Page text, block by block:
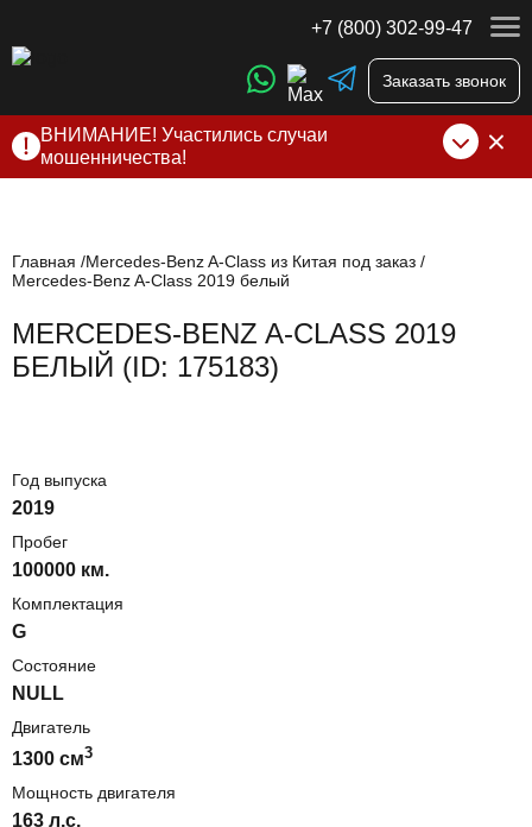
+7 (800) 302-99-47
Заказать звонок
ВНИМАНИЕ! Участились случаи
мошенничества!
нами по официальнымконтактам, указанным в соц сетях
и на сайте
Главная
Mercedes-Benz A-Class из Китая под заказ
Mercedes-Benz A-Class 2019 белый
MERCEDES-BENZ A-CLASS 2019
БЕЛЫЙ (ID: 175183)
Год выпуска
2019
Пробег
100000 км.
Комплектация
G
Состояние
NULL
Двигатель
1300 cм3
Мощность двигателя
163 л.с.